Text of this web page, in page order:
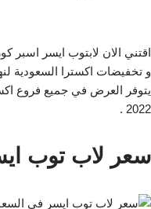
و تخفيضات اكسترا السعودية
2022 .
سعر لاب توب